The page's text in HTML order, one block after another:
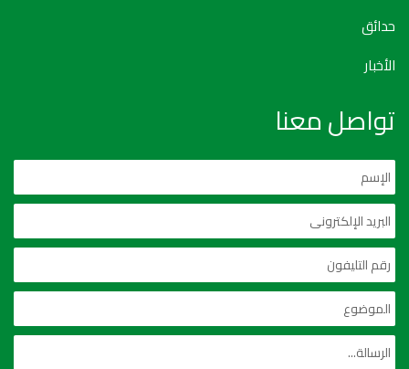
حدائق
الأخبار
تواصل معنا